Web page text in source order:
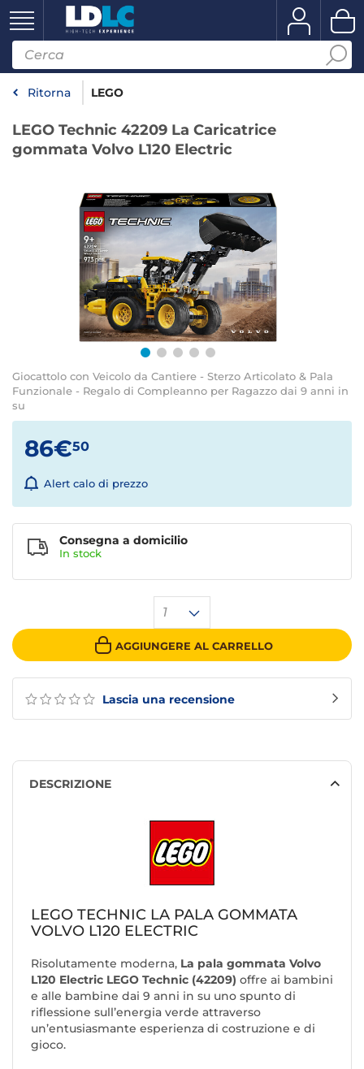
Ritorna LEGO
LEGO Technic 42209 La Caricatrice
gommata Volvo L120 Electric
Giocattolo con Veicolo da Cantiere - Sterzo Articolato & Pala
Funzionale - Regalo di Compleanno per Ragazzo dai 9 anni in
su
Lascia una recensione
86€50
Alert calo di prezzo
1
AGGIUNGERE AL CARRELLO
Consegna a domicilio
In stock
DESCRIZIONE
LEGO TECHNIC LA PALA GOMMATA
VOLVO L120 ELECTRIC
Risolutamente moderna, La pala gommata Volvo
L120 Electric LEGO Technic (42209) offre ai bambini
e alle bambine dai 9 anni in su uno spunto di
riflessione sull’energia verde attraverso
un’entusiasmante esperienza di costruzione e di
gioco.